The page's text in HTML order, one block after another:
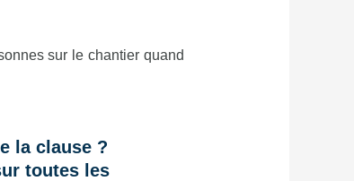
sur le chantier quand
la clause ?
toutes les